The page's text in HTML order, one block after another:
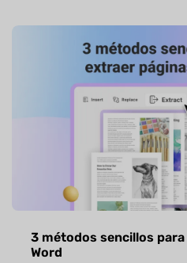
3 métodos sencillos
Word